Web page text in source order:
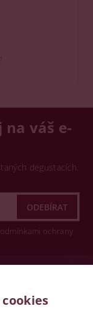
váš e-
degustacích.
ochrany